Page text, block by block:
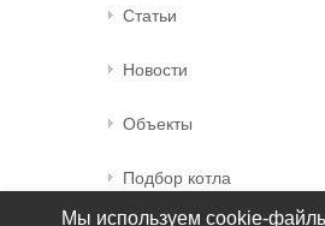
Статьи
Новости
Объекты
Подбор котла
Мы используем cookie-